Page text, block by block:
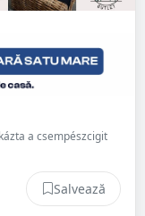
a csempészcigit
Salvează